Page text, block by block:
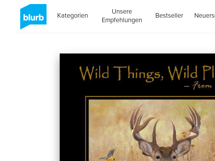
Kategorien
Unsere
Empfehlungen
Bestseller